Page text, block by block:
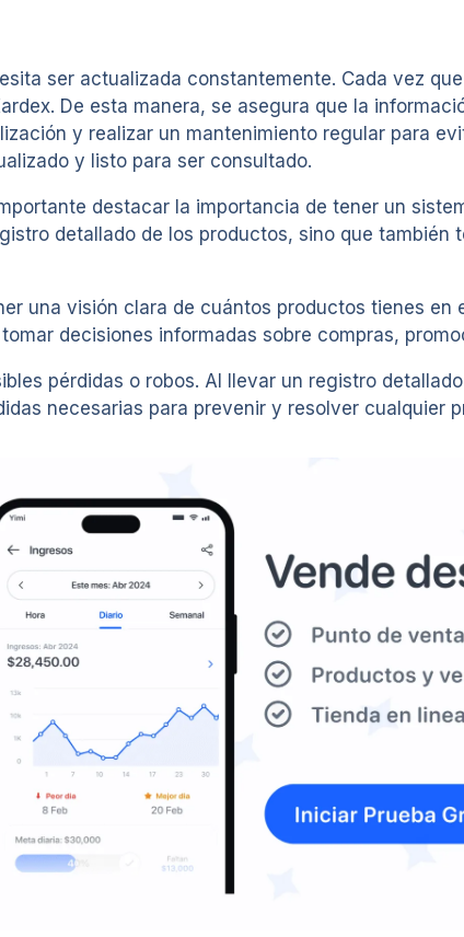
ser actualizada constantemente. Cada vez
De esta manera, se asegura que la
y realizar un mantenimiento regular para
y listo para ser consultado.
destacar la importancia de tener un
detallado de los productos, sino que también
una visión clara de cuántos productos tienes
decisiones informadas sobre compras,
pérdidas o robos. Al llevar un registro
necesarias para prevenir y resolver cualquier